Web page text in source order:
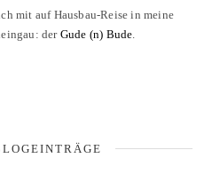
mit auf Hausbau-Reise in meine
der Gude (n) Bude